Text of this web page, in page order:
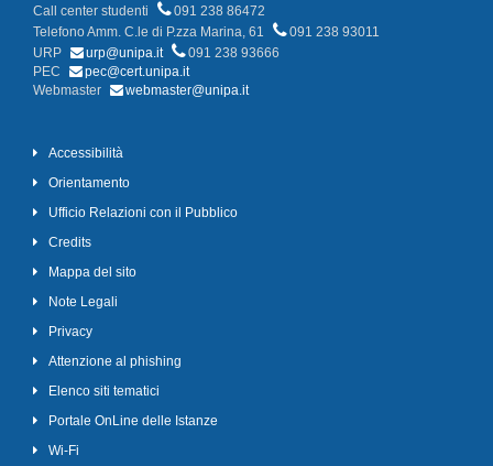
Call center studenti
091 238 86472
Telefono Amm. C.le di P.zza Marina, 61
091 238 93011
URP
urp@unipa.it
091 238 93666
PEC
pec@cert.unipa.it
Webmaster
webmaster@unipa.it
Accessibilità
Orientamento
Ufficio Relazioni con il Pubblico
Credits
Mappa del sito
Note Legali
Privacy
Attenzione al phishing
Elenco siti tematici
Portale OnLine delle Istanze
Wi-Fi